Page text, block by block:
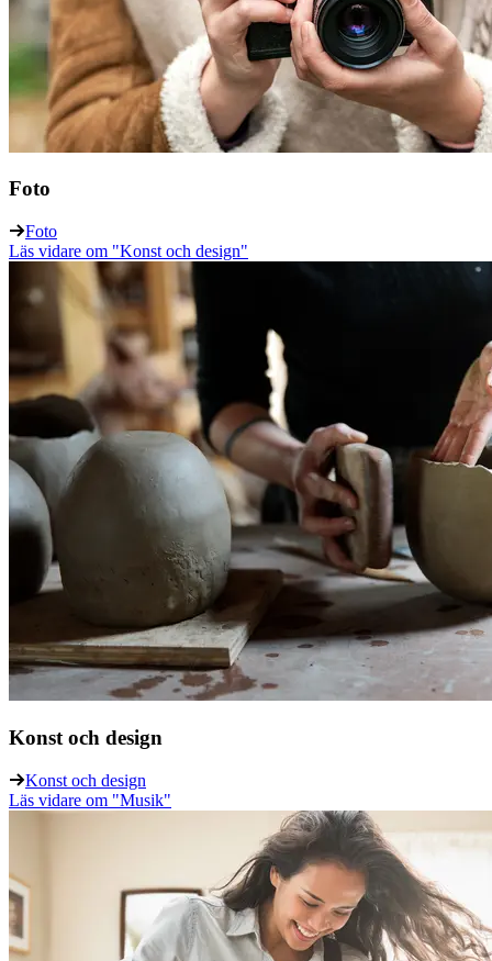
Foto
Foto
Läs vidare om "Konst och design"
Konst och design
Konst och design
Läs vidare om "Musik"